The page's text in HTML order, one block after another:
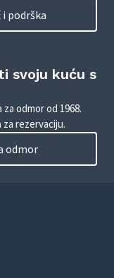
podrška
svoju kuću s
za odmor od 1968.
za rezervaciju.
odmor